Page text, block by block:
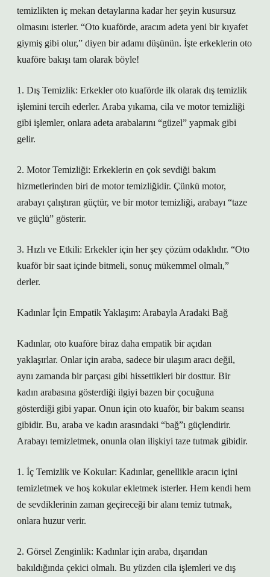
temizlikten iç mekan detaylarına kadar her şeyin kusursuz
olmasını isterler. “Oto kuaförde, aracım adeta yeni bir kıyafet
giymiş gibi olur,” diyen bir adamı düşünün. İşte erkeklerin oto
kuaföre bakışı tam olarak böyle!
1. Dış Temizlik: Erkekler oto kuaförde ilk olarak dış temizlik
işlemini tercih ederler. Araba yıkama, cila ve motor temizliği
gibi işlemler, onlara adeta arabalarını “güzel” yapmak gibi
gelir.
2. Motor Temizliği: Erkeklerin en çok sevdiği bakım
hizmetlerinden biri de motor temizliğidir. Çünkü motor,
arabayı çalıştıran güçtür, ve bir motor temizliği, arabayı “taze
ve güçlü” gösterir.
3. Hızlı ve Etkili: Erkekler için her şey çözüm odaklıdır. “Oto
kuaför bir saat içinde bitmeli, sonuç mükemmel olmalı,”
derler.
Kadınlar İçin Empatik Yaklaşım: Arabayla Aradaki Bağ
Kadınlar, oto kuaföre biraz daha empatik bir açıdan
yaklaşırlar. Onlar için araba, sadece bir ulaşım aracı değil,
aynı zamanda bir parçası gibi hissettikleri bir dosttur. Bir
kadın arabasına gösterdiği ilgiyi bazen bir çocuğuna
gösterdiği gibi yapar. Onun için oto kuaför, bir bakım seansı
gibidir. Bu, araba ve kadın arasındaki “bağ”ı güçlendirir.
Arabayı temizletmek, onunla olan ilişkiyi taze tutmak gibidir.
1. İç Temizlik ve Kokular: Kadınlar, genellikle aracın içini
temizletmek ve hoş kokular ekletmek isterler. Hem kendi hem
de sevdiklerinin zaman geçireceği bir alanı temiz tutmak,
onlara huzur verir.
2. Görsel Zenginlik: Kadınlar için araba, dışarıdan
bakıldığında çekici olmalı. Bu yüzden cila işlemleri ve dış